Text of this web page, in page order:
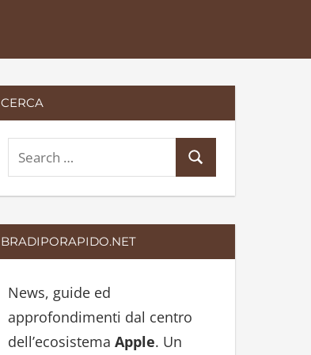
CERCA
e
a
r
c
f
o
r
e
c
BRADIPORAPIDO.NET
News, guide ed
approfondimenti dal centro
dell’ecosistema Apple. Un